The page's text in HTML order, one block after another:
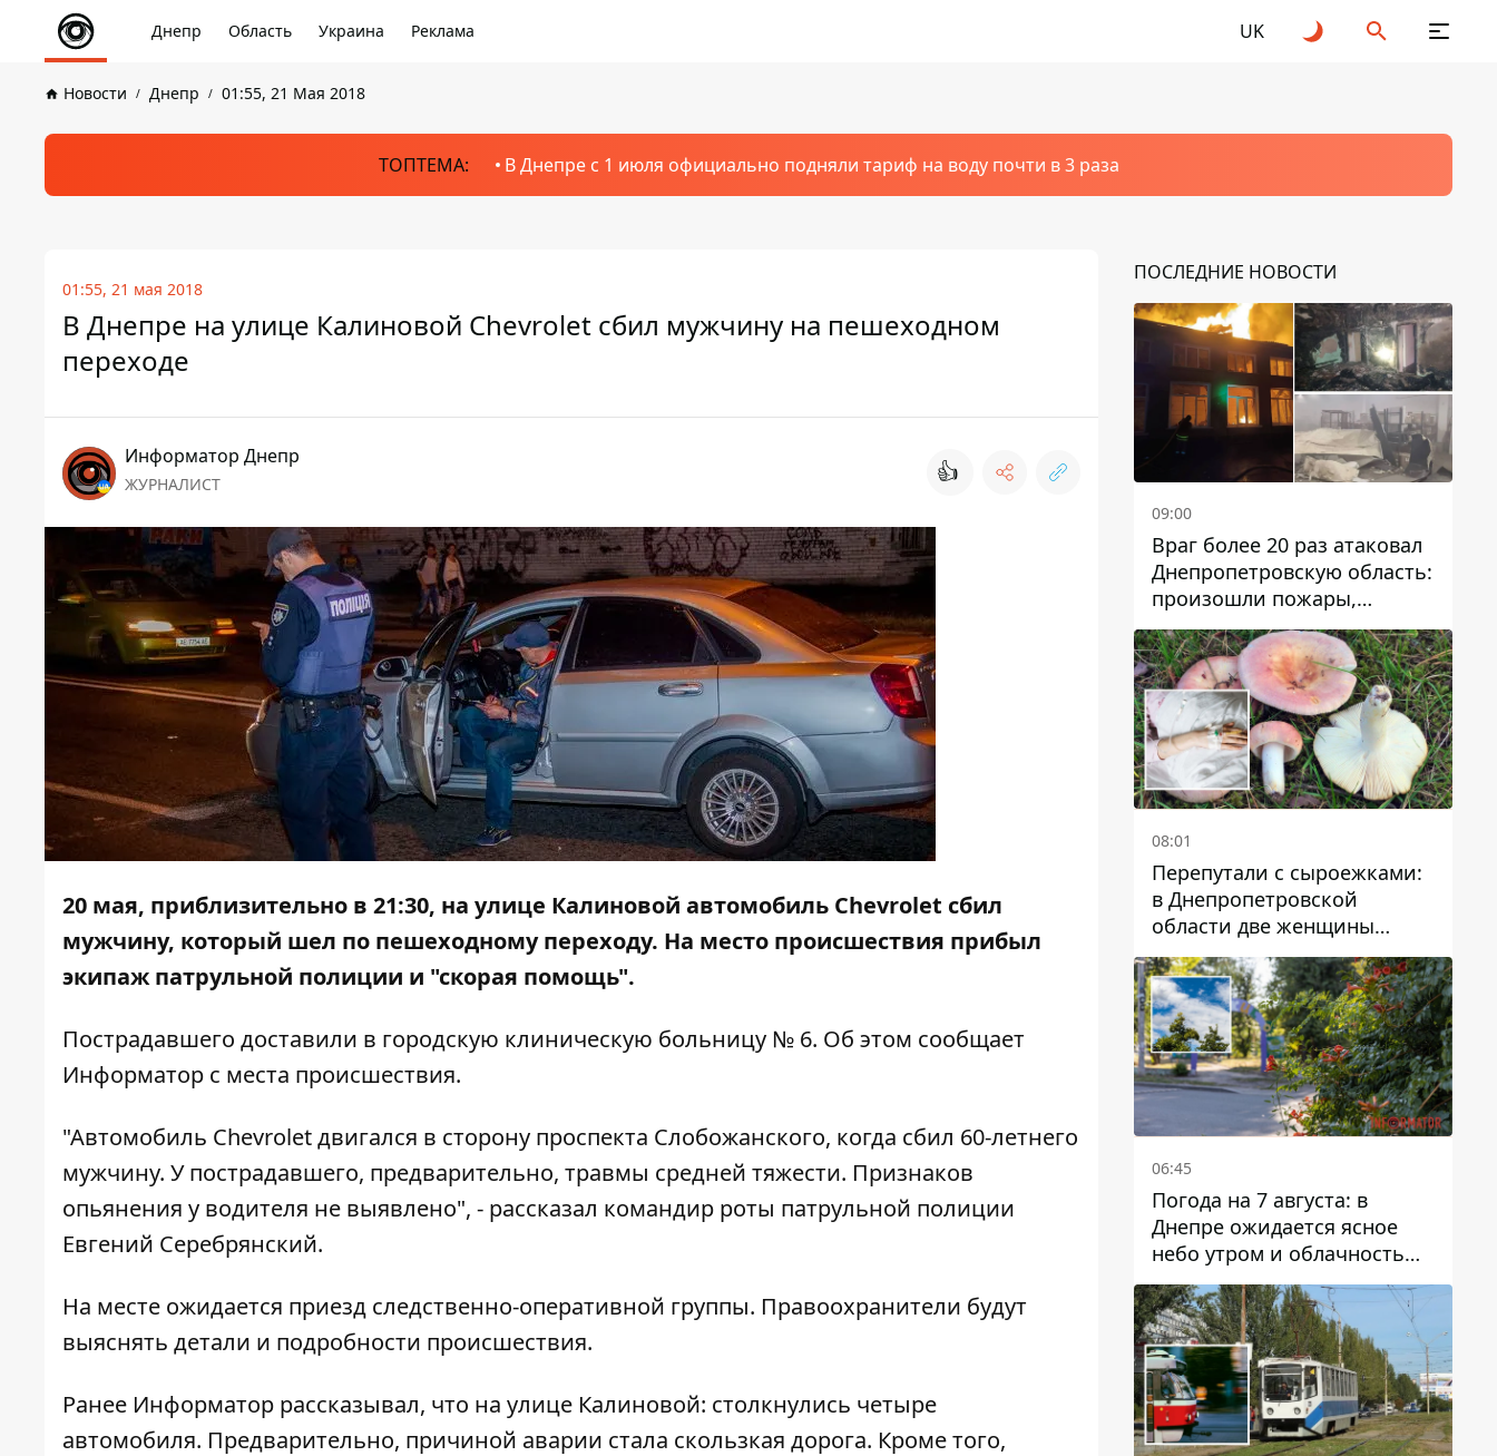
Днепр Область Украина Реклама UK
Новости Днепр 01:55, 21 Мая 2018
ТОПТЕМА: В Днепре с 1 июля официально подняли тариф на воду почти в 3 раза
01:55, 21 мая 2018
В Днепре на улице Калиновой Chevrolet сбил мужчину на пешеходном
переходе
Информатор Днепр
ЖУРНАЛИСТ 👍
20 мая, приблизительно в 21:30, на улице Калиновой автомобиль Chevrolet сбил
мужчину, который шел по пешеходному переходу. На место происшествия прибыл
экипаж патрульной полиции и "скорая помощь".
Пострадавшего доставили в городскую клиническую больницу № 6. Об этом сообщает
Информатор с места происшествия.
"Автомобиль Chevrolet двигался в сторону проспекта Слобожанского, когда сбил 60-летнего
мужчину. У пострадавшего, предварительно, травмы средней тяжести. Признаков
опьянения у водителя не выявлено", - рассказал командир роты патрульной полиции
Евгений Серебрянский.
На месте ожидается приезд следственно-оперативной группы. Правоохранители будут
выяснять детали и подробности происшествия.
Ранее Информатор рассказывал, что на улице Калиновой: столкнулись четыре
автомобиля. Предварительно, причиной аварии стала скользкая дорога. Кроме того,
ПОСЛЕДНИЕ НОВОСТИ
09:00
Враг более 20 раз атаковал
Днепропетровскую область:
произошли пожары,
повреждены дома,
инфраструктура и авто
08:01
Перепутали с сыроежками:
в Днепропетровской
области две женщины
отравились грибами
06:45
Погода на 7 августа: в
Днепре ожидается ясное
небо утром и облачность
после обеда